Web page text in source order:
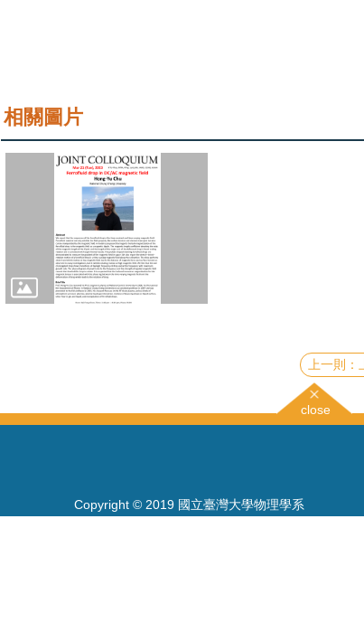
相關圖片
close
Copyright © 2019 國立臺灣大學物理學系